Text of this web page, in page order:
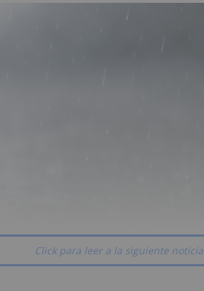
Click para leer a la siguiente noticia